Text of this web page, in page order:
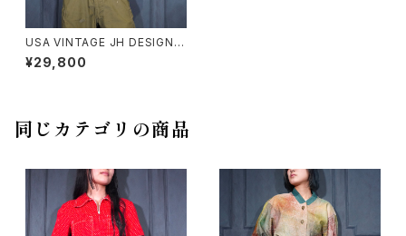
USA VINTAGE JH DESIGN J
EFF HAMILTON CAT EMBR
OIDERY DESIGN RACING J
¥29,800
同じカテゴリの商品